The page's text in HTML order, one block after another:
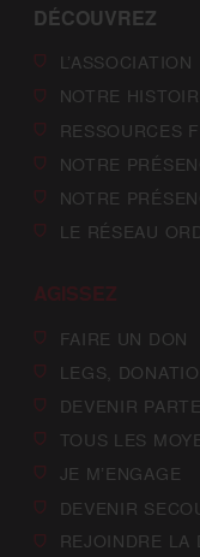
DÉCOUVREZ
L’ASSOCIATION
NOTRE
RESSOURCES
NOTRE
NOTRE
LE RÉSEAU
AGISSEZ
FAIRE UN DON
LEGS,
DEVENIR
TOUS LES
JE M’ENGAGE
DEVENIR
REJOINDRE LA